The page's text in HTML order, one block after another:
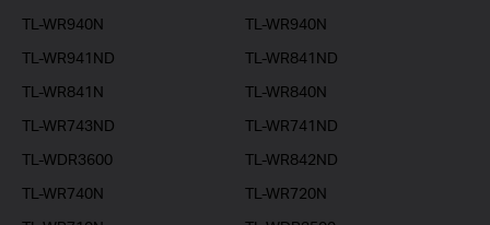
TL-WR940N
TL-WR940N
TL-WR941ND
TL-WR841ND
TL-WR841N
TL-WR840N
TL-WR743ND
TL-WR741ND
TL-WDR3600
TL-WR842ND
TL-WR740N
TL-WR720N